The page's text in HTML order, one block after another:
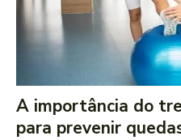
A importância do
para prevenir